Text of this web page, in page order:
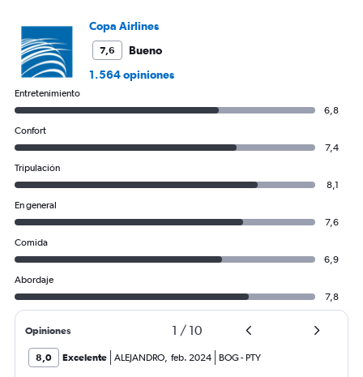
Copa Airlines
7,6
Bueno
1.564 opiniones
Entretenimiento
6,8
Confort
7,4
Tripulación
8,1
En general
7,6
Comida
6,9
Abordaje
7,8
Opiniones 1 / 10
8,0 Excelente ALEJANDRO feb. 2024 BOG- PTY